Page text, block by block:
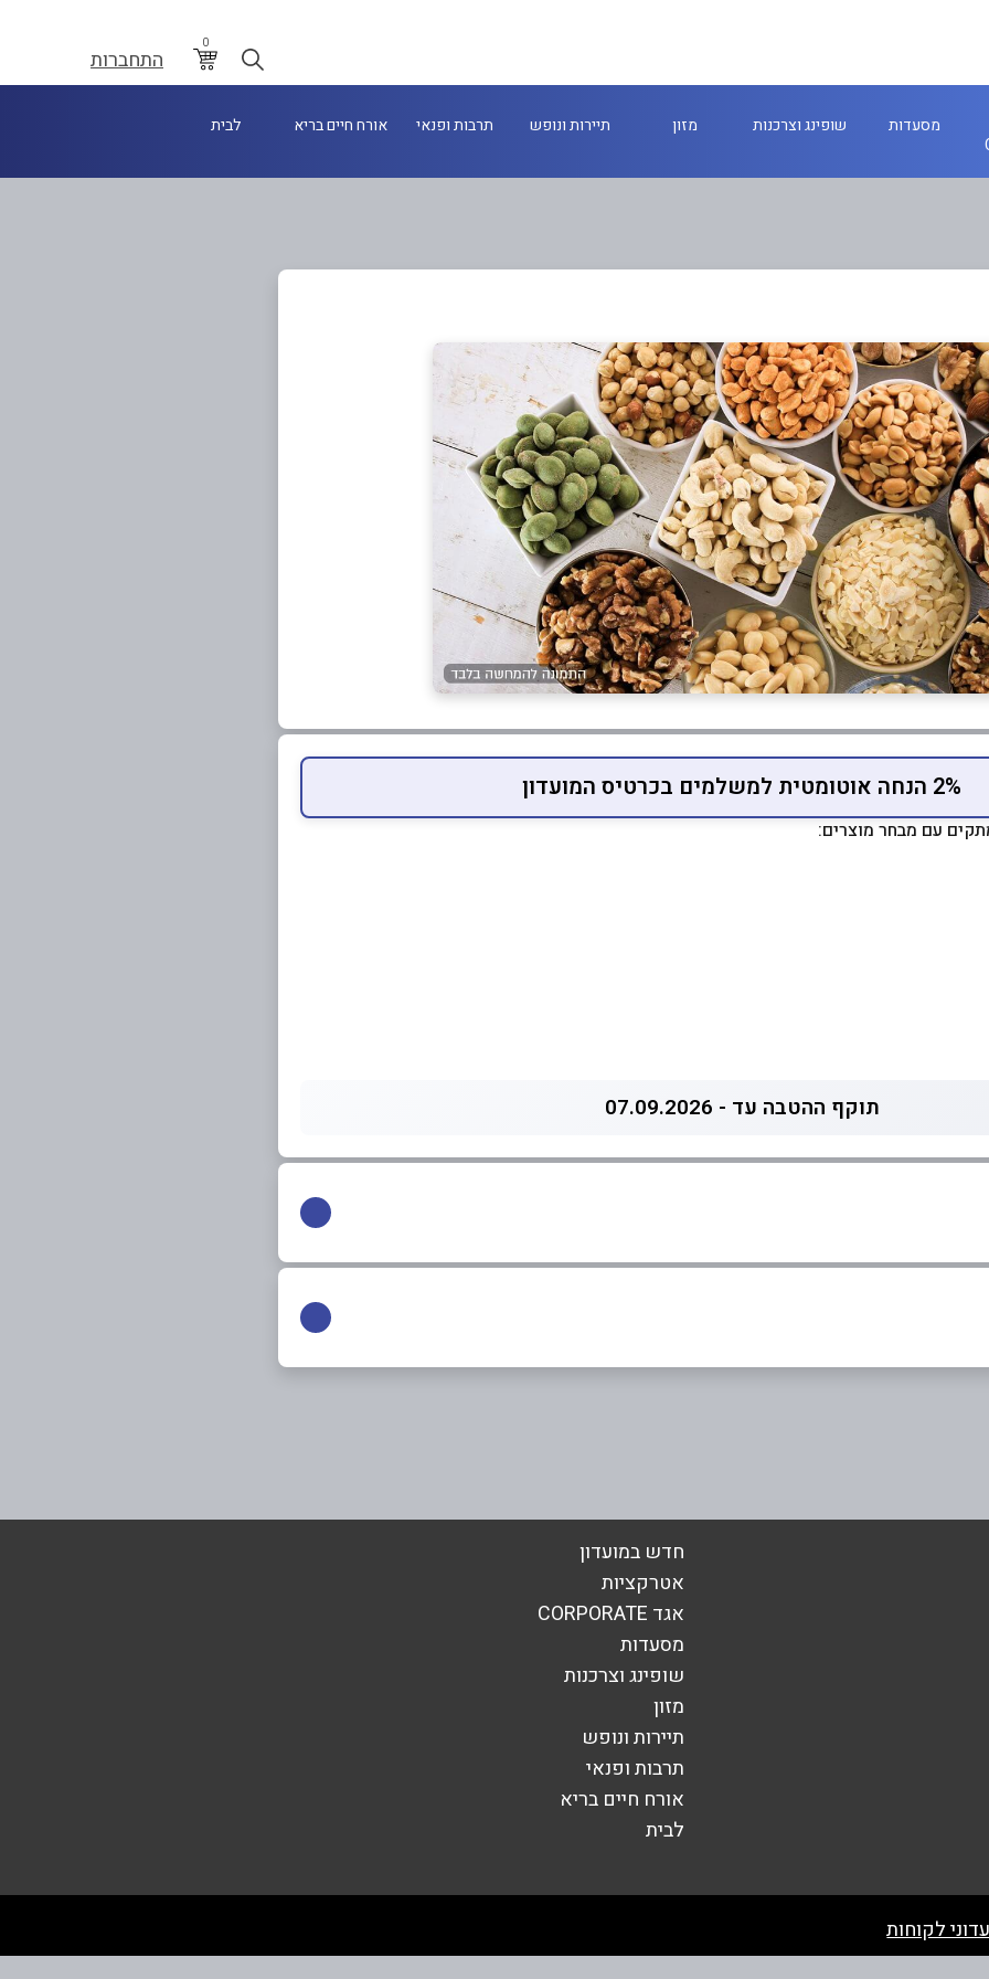
0
התחברות
מסעדות שופינג וצרכנות מזון תיירות ונופש תרבות ופנאי אורח חיים בריא לבית
2% הנחה אוטומטית למשלמים בכרטיס המועדון
עם מבחר מוצרים:
תוקף ההטבה עד - 07.09.2026
חדש במועדון
אטרקציות
אגד CORPORATE
מסעדות
שופינג וצרכנות
מזון
תיירות ונופש
תרבות ופנאי
אורח חיים בריא
לבית